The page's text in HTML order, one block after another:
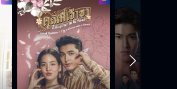
ฉันอยากให้นายอยู่ข้างฉันมากกว่า
รอไปก่อนเถอะ เพราะว่าฉันไม่ยอม